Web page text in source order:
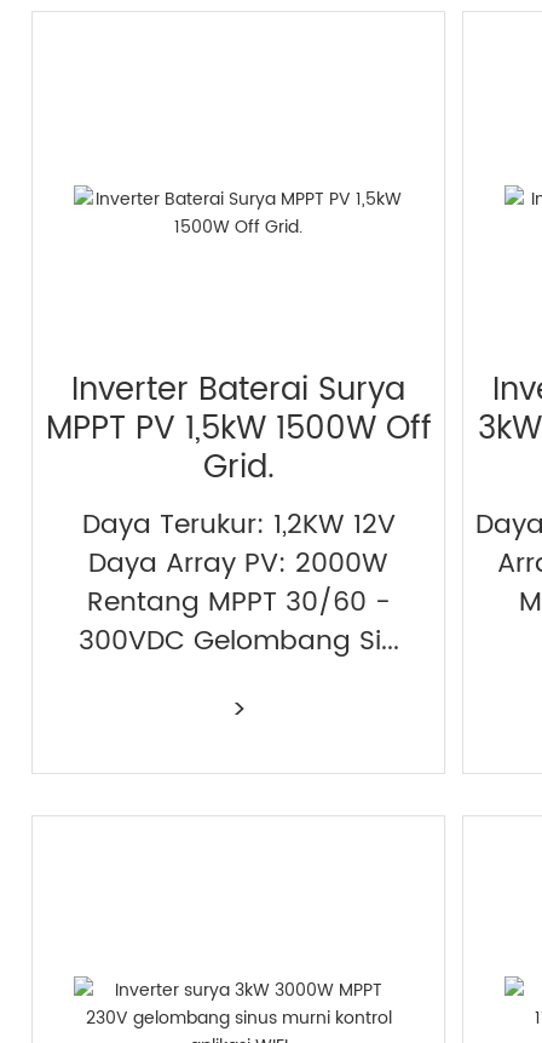
Inverter Baterai Surya
MPPT PV 1,5kW 1500W Off
Grid.
Daya Terukur: 1,2KW 12V
Daya Array PV: 2000W
Rentang MPPT 30/60 -
300VDC Gelombang Si...
>